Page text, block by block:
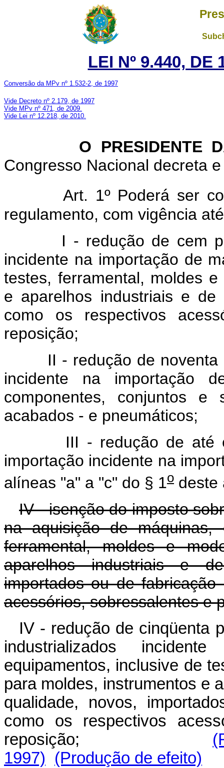
LEI Nº 9.440, DE
Conversão da MPv nº 1.532-2, de 1997
Vide Decreto nº 2.179, de 1997
Vide MPv nº 471, de 2009.
Vide Lei nº 12.218, de 2010.
O PRESIDENTE DA
Congresso Nacional decreta
Art. 1º Poderá ser
regulamento, com vigência
I - redução de cem
incidente na importação de
testes, ferramental, moldes
e aparelhos industriais e
como os respectivos
reposição;
II - redução de
incidente na importação
componentes, conjuntos e
acabados - e pneumáticos;
III - redução de até
importação incidente na
alíneas "a" a "c" do § 1o deste
IV - isenção do imposto
na aquisição de máquinas,
ferramental, moldes e
aparelhos industriais e
importados ou de
acessórios, sobressalentes e
IV - redução de cinqüenta
industrializados
equipamentos, inclusive de
para moldes, instrumentos e
qualidade, novos,
como os respectivos
reposição;
1997)
(Produção de efeito)